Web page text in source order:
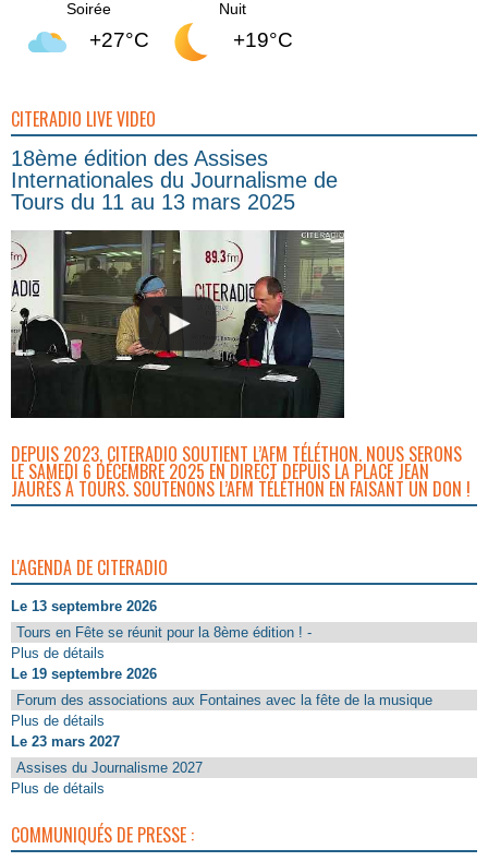
Soirée
+27°C
Nuit
+19°C
CITERADIO LIVE VIDEO
18ème édition des Assises
Internationales du Journalisme de
Tours du 11 au 13 mars 2025
DEPUIS 2023, CITERADIO SOUTIENT L’AFM TÉLÉTHON. NOUS SERONS
LE SAMEDI 6 DÉCEMBRE 2025 EN DIRECT DEPUIS LA PLACE JEAN
JAURÈS À TOURS. SOUTENONS L’AFM TÉLÉTHON EN FAISANT UN DON !
L'AGENDA DE CITERADIO
Le 13 septembre 2026
Tours en Fête se réunit pour la 8ème édition ! -
Plus de détails
Le 19 septembre 2026
Forum des associations aux Fontaines avec la fête de la musique
Plus de détails
Le 23 mars 2027
Assises du Journalisme 2027
Plus de détails
COMMUNIQUÉS DE PRESSE :